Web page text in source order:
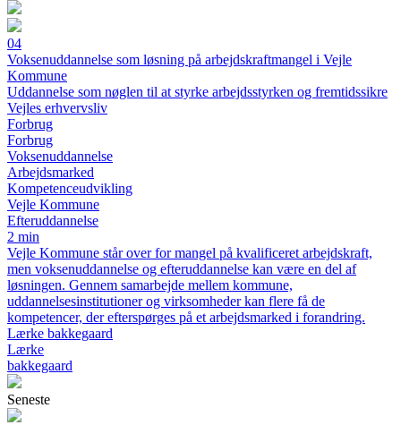
04
Voksenuddannelse som løsning på arbejdskraftmangel i Vejle
Kommune
Uddannelse som nøglen til at styrke arbejdsstyrken og fremtidssikre
Vejles erhvervsliv
Forbrug
Forbrug
Voksenuddannelse
Arbejdsmarked
Kompetenceudvikling
Vejle Kommune
Efteruddannelse
2 min
Vejle Kommune står over for mangel på kvalificeret arbejdskraft,
men voksenuddannelse og efteruddannelse kan være en del af
løsningen. Gennem samarbejde mellem kommune,
uddannelsesinstitutioner og virksomheder kan flere få de
kompetencer, der efterspørges på et arbejdsmarked i forandring.
Lærke bakkegaard
Lærke
bakkegaard
Seneste